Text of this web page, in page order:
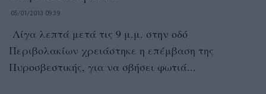
05/01/2013 09:39
Λίγα λεπτά μετά τις 9 μ.μ. στην οδό
Περιβολακίων χρειάστηκε η επέμβαση της
Πυροσβεστικής, για να σβήσει φωτιά...